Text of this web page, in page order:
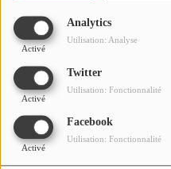
Analytics
Activé
Utilisation: Analyse
Twitter
Activé
Utilisation: Fonctionnalité
Facebook
Activé
Utilisation: Fonctionnalité
rendre au Parc
qu'en cas de
lecture aura
Jeunesse de
vichyssoise.